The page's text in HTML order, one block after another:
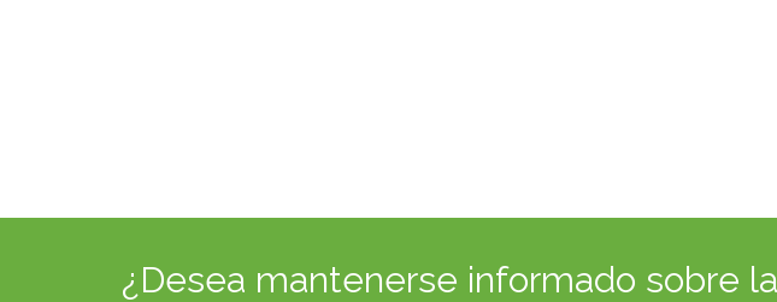
¿Desea mantenerse informado sobre